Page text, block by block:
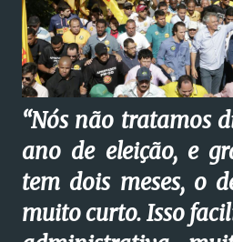
“Nós não tratamos
ano de eleição, e
tem dois meses, o
muito curto.Isso